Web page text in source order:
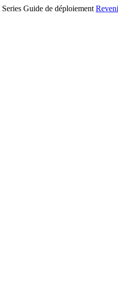
Guide de déploiement